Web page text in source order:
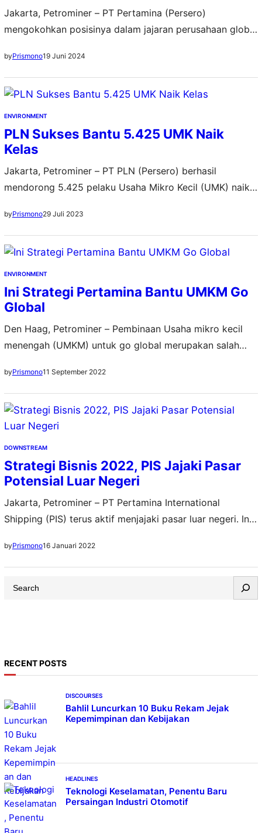
Jakarta, Petrominer – PT Pertamina (Persero)
mengokohkan posisinya dalam jajaran perusahaan global
dalam daftar Fortune 500 Asia Tenggara tahun 2024.
Peringkat ini merupakan yang pertama kalinya dirilis oleh
media internasional Fortune untuk perusahaan-
perusahaan besar dengan kinerja terbaik di Asia
Tenggara. Fortune menyebutkan bahwa Asia Tenggara
memiliki peran yang…
byPrismono19 Juni 2024
ENVIRONMENT
PLN Sukses Bantu 5.425 UMK Naik
Kelas
Jakarta, Petrominer – PT PLN (Persero) berhasil
mendorong 5.425 pelaku Usaha Mikro Kecil (UMK) naik
kepada 27.088 orang penerima manfaat. Direktur Utama
PLN, Darmawan Prasodjo, menjelaskan keberhasilan ini
berkat akselerasi delapan program prioritas Tanggung
Jawab Sosial dan Lingkungan (TJSL) PLN dalam
mendorong ekonomi masyarakat Indonesia lebih baik.…
byPrismono29 Juli 2023
ENVIRONMENT
Ini Strategi Pertamina Bantu UMKM Go
Global
Den Haag, Petrominer – Pembinaan Usaha mikro kecil
menengah (UMKM) untuk go global merupakan salah
kelas. Ini menjadi salah satu prioritas kegiatan Tanggung
Jawab Sosial Lingkungan (TJSL) dari Kementerian
BUMN. Salah satunya, Pertamina yang kini ada 455
UMKM binaannya telah go global. Deputi SDM, Teknologi
dan Informasi Kementerian…
byPrismono11 September 2022
DOWNSTREAM
Strategi Bisnis 2022, PIS Jajaki Pasar
Potensial Luar Negeri
Jakarta, Petrominer – PT Pertamina International
Shipping (PIS) terus aktif menjajaki pasar luar negeri. Ini
mewujudkan visi menjadi Asian Leading Integrated
Marine Logistics Company. Saat ini, PIS juga berencana
untuk mengimplementasikan strategi pengembangan
usaha anorganik secara selektif dan prudent. Beberapa
byPrismono16 Januari 2022
h
RECENT POSTS
DISCOURSES
Bahlil Luncurkan 10 Buku Rekam Jejak
Kepemimpinan dan Kebijakan
HEADLINES
Teknologi Keselamatan, Penentu Baru
Persaingan Industri Otomotif